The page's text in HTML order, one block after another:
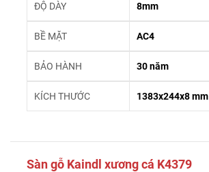
ĐỘ DÀY 8mm
BỀ MẶT AC4
BẢO HÀNH 30 năm
KÍCH THƯỚC 1383x244x8 mm
Sàn gỗ Kaindl xương cá K4379